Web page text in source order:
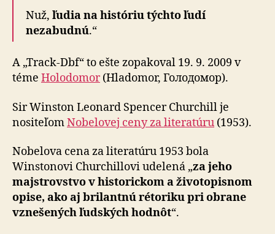
Nuž, ľudia na históriu týchto ľudí
nezabudnú.“
A „Track-Dbf“ to ešte zopakoval 19. 9. 2009 v
téme Holodomor(Hladomor, Голодомор).
Sir Winston Leonard Spencer Churchill je
nositeľomNobelovej ceny za literatúru (1953).
Nobelova cena za literatúru 1953 bola
Winstonovi Churchillovi udelená „za jeho
majstrovstvo v historickom a životopisnom
opise, ako aj brilantnú rétoriku pri obrane
vznešených ľudských hodnôt“.